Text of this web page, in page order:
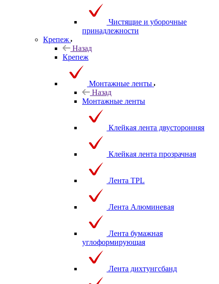
Чистящие и уборочные
принадлежности
Крепеж
Назад
Крепеж
Монтажные ленты
Назад
Монтажные ленты
Клейкая лента двусторонняя
Клейкая лента прозрачная
Лента TPL
Лента Алюминевая
Лента бумажная
углоформирующая
Лента дихтунгсбанд